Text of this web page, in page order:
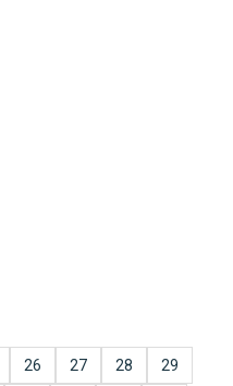
26 27 28 29